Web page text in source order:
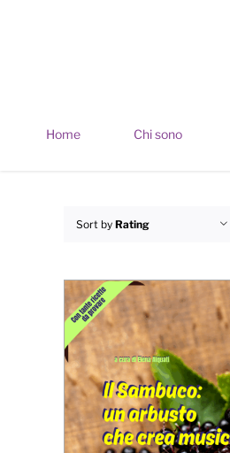
Home Chi sono
Sort by Rating